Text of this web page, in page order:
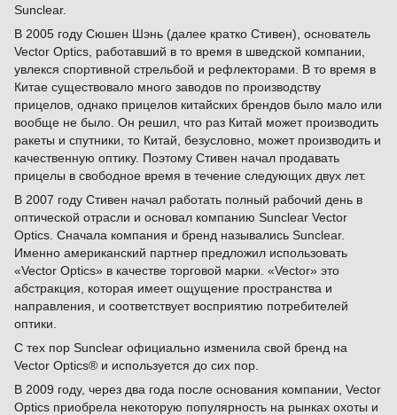
Sunclear.
В 2005 году Сюшен Шэнь (далее кратко Стивен), основатель
Vector Optics, работавший в то время в шведской компании,
увлекся спортивной стрельбой и рефлекторами. В то время в
Китае существовало много заводов по производству
прицелов, однако прицелов китайских брендов было мало или
вообще не было. Он решил, что раз Китай может производить
ракеты и спутники, то Китай, безусловно, может производить и
качественную оптику. Поэтому Стивен начал продавать
прицелы в свободное время в течение следующих двух лет.
В 2007 году Стивен начал работать полный рабочий день в
оптической отрасли и основал компанию Sunclear Vector
Optics. Сначала компания и бренд назывались Sunclear.
Именно американский партнер предложил использовать
«Vector Optics» в качестве торговой марки. «Vector» это
абстракция, которая имеет ощущение пространства и
направления, и соответствует восприятию потребителей
оптики.
С тех пор Sunclear официально изменила свой бренд на
Vector Optics® и используется до сих пор.
В 2009 году, через два года после основания компании, Vector
Optics приобрела некоторую популярность на рынках охоты и